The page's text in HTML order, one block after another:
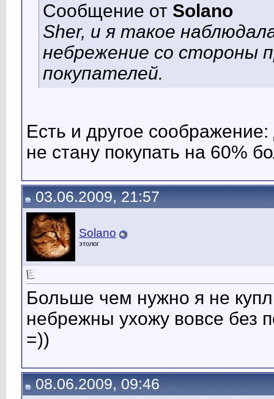
Сообщение от Solano
Sher, и я такое
небрежение со стороны
покупателей.
Есть и другое
не стану покупать на 60%
03.06.2009, 21:57
Solano
этолог
Больше чем нужно я не
небрежны ухожу вовсе без
=))
08.06.2009, 09:46